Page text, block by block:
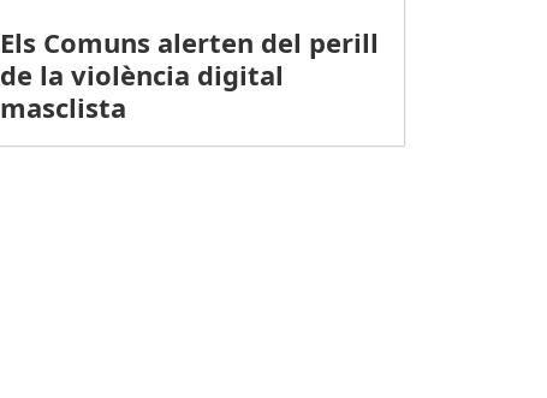
Els Comuns alerten del perill
de la violència digital
masclista